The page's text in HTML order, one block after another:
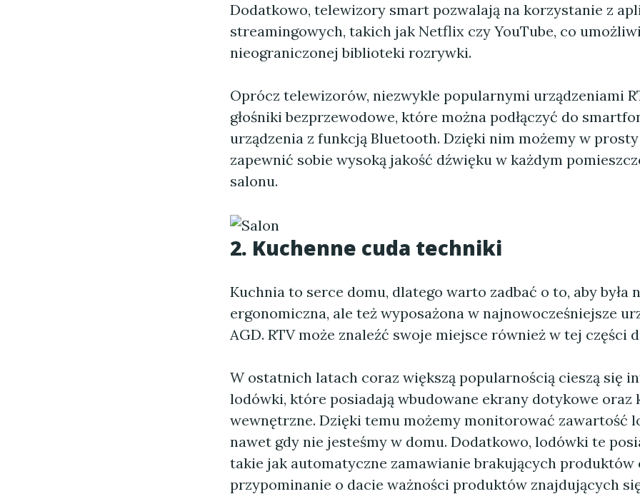
Dodatkowo, telewizory smart pozwalają na korzystanie z
streamingowych, takich jak Netflix czy YouTube, co
nieograniczonej biblioteki rozrywki.
Oprócz telewizorów, niezwykle popularnymi urządzeniami
głośniki bezprzewodowe, które można podłączyć do
urządzenia z funkcją Bluetooth. Dzięki nim możemy w
zapewnić sobie wysoką jakość dźwięku w każdym
salonu.
2. Kuchenne cuda techniki
Kuchnia to serce domu, dlatego warto zadbać o to, aby była
ergonomiczna, ale też wyposażona w najnowocześniejsze
AGD. RTV może znaleźć swoje miejsce również w tej części
W ostatnich latach coraz większą popularnością cieszą się
lodówki, które posiadają wbudowane ekrany dotykowe oraz
wewnętrzne. Dzięki temu możemy monitorować zawartość
nawet gdy nie jesteśmy w domu. Dodatkowo, lodówki te
takie jak automatyczne zamawianie brakujących produktów
przypominanie o dacie ważności produktów znajdujących